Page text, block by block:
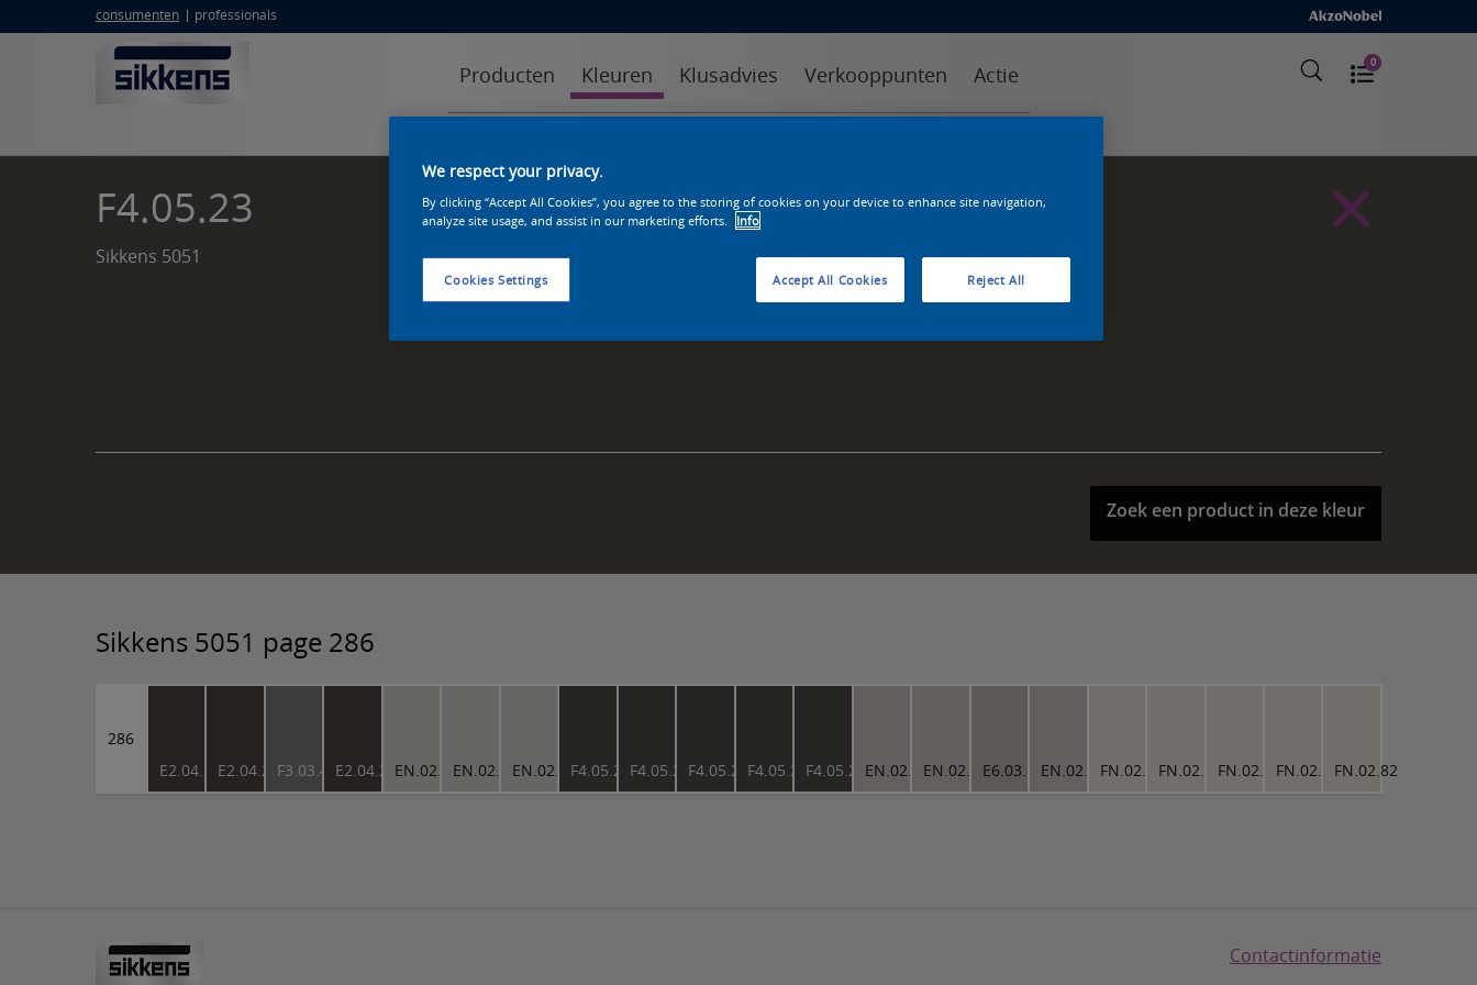
consumenten professionals
Producten Kleuren Klusadvies Verkooppunten Actie 0
F4.05.23
Sikkens 5051
Zoek een product in deze kleur
Sikkens 5051 page 286
286
E2.04.21E2.04.21F3.03.44E2.04.21EN.02.78EN.02.78EN.02.78F4.05.23F4.05.23F4.05.23F4.05.23F4.05.23EN.02.71EN.02.71E6.03.67EN.02.71FN.02.82FN.02.82FN.02.82FN.02.82FN.02.82
Contactinformatie
We respect your privacy.
By clicking “Accept All Cookies”, you agree to the storing of cookies on your device to enhance site navigation,
analyze site usage, and assist in our marketing efforts.
Info
Cookies Settings Reject All
Accept All Cookies